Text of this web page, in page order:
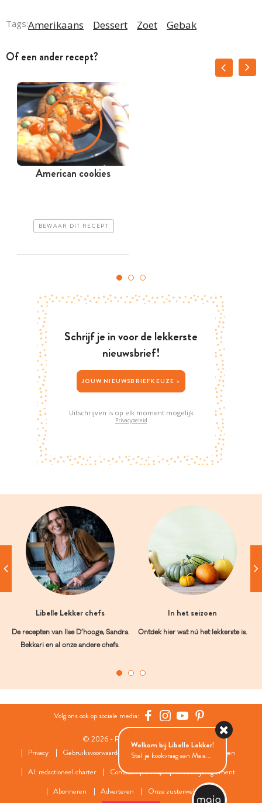
Tags:Amerikaans Dessert Zoet Gebak
Of een ander recept?
American cookies
BEWAAR DIT RECEPT
Schrijf je in voor de lekkerste
nieuwsbrief!
JOUW NIEUWSBRIEFKEUZE >
Uitschrijven is op elk moment mogelijk
Privacybeleid
Libelle Lekker chefs
De recepten van Ilse D’hooge, Sandra
Bekkari en al onze andere chefs.
In het seizoen
Ontdek hier wat nú het lekkerste is.
Volg ons ook op sociale media:
© 2026 - Roularta Media Group
Privacy
Gebruiksvoorwaarden Cookies
Cookies instellingen
AI: redactioneel charter
Contact FAQ
Wedstrijdreglement
Abonneren
Adverteren Onze zusterwebsites
Welkom bij Libelle Lekker!
Stel je kookvraag aan Maia...